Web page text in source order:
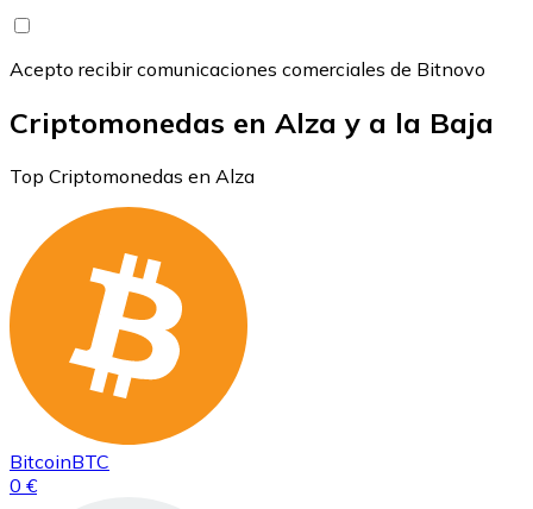
Acepto recibir comunicaciones comerciales de Bitnovo
Criptomonedas en Alza y a la Baja
Top Criptomonedas en Alza
BitcoinBTC
0 €